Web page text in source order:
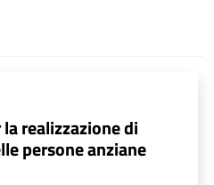
realizzazione di
persone anziane